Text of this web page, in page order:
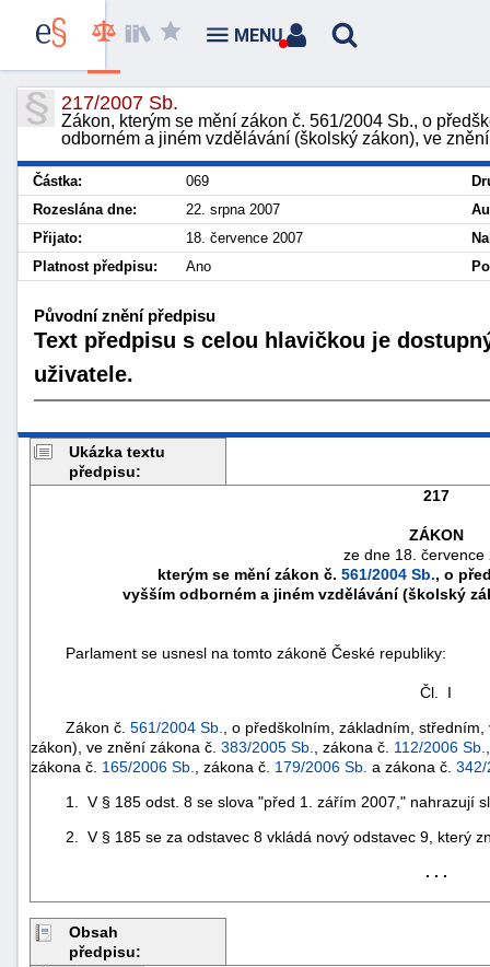
217/2007 Sb.
Zákon, kterým se mění zákon č. 561/2004 Sb., o
odborném a jiném vzdělávání (školský zákon), ve
Částka: 069
Rozeslána dne:
22. srpna 2007
Přijato:
18. července 2007
Platnost předpisu:
Ano
Původní znění předpisu
Text předpisu s celou hlavičkou je
uživatele.
Ukázka textu
předpisu:
217
ZÁKON
ze dne 18. července
kterým se mění zákon č. 561/2004 Sb., o
vyšším odborném a jiném vzdělávání (školský
Parlament se usnesl na tomto zákoně České republiky:
Čl. I
Zákon č. 561/2004 Sb.
, o předškolním, základním,
zákon), ve znění zákona č. 383/2005 Sb. , zákona č. 112/2006 Sb.
zákona č. 165/2006 Sb. , zákona č. 179/2006 Sb. a zákona č. 342/
1. V § 185 odst. 8 se slova "před 1. zářím 2007," nahrazují
2. V § 185 se za odstavec 8 vkládá nový odstavec 9, který
. . .
Obsah
předpisu:
MENU
náhrady